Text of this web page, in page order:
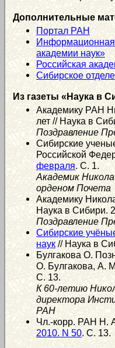
Дополнительные
Портал РАН
Информационная
академии наук»
Российская
Сибирское
Из газеты «Наука в
Академику РАН
лет // Наука в
Поздравление
Сибирские
Российской
февраля. С. 1.
Академик
орденом Почета
Академику
Наука в Сибири.
Поздравление
Сибирские
наук // Наука в
Булгакова О.
О. Булгакова, А.
С. 13.
К 60-летию
директора
РАН
Чл.-корр. РАН Н.
2010. N 50. С. 13.